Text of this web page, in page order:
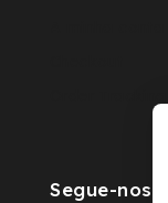
Segue-nos